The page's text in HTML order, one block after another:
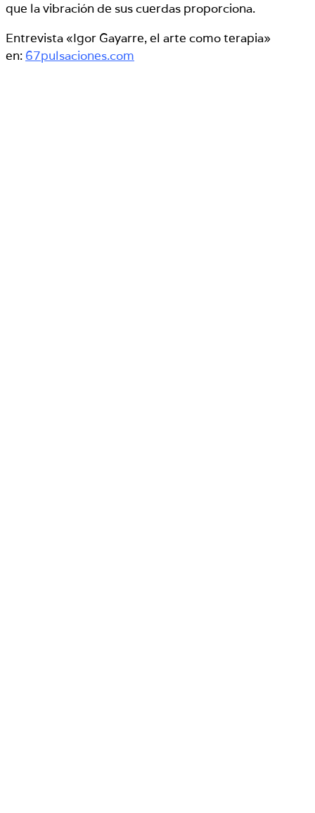
que la vibración de sus cuerdas proporciona.
Entrevista «Igor Gayarre, el arte como terapia»
en: 67pulsaciones.com